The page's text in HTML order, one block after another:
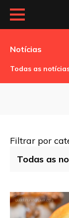
Notícias
Todas as
Filtrar por